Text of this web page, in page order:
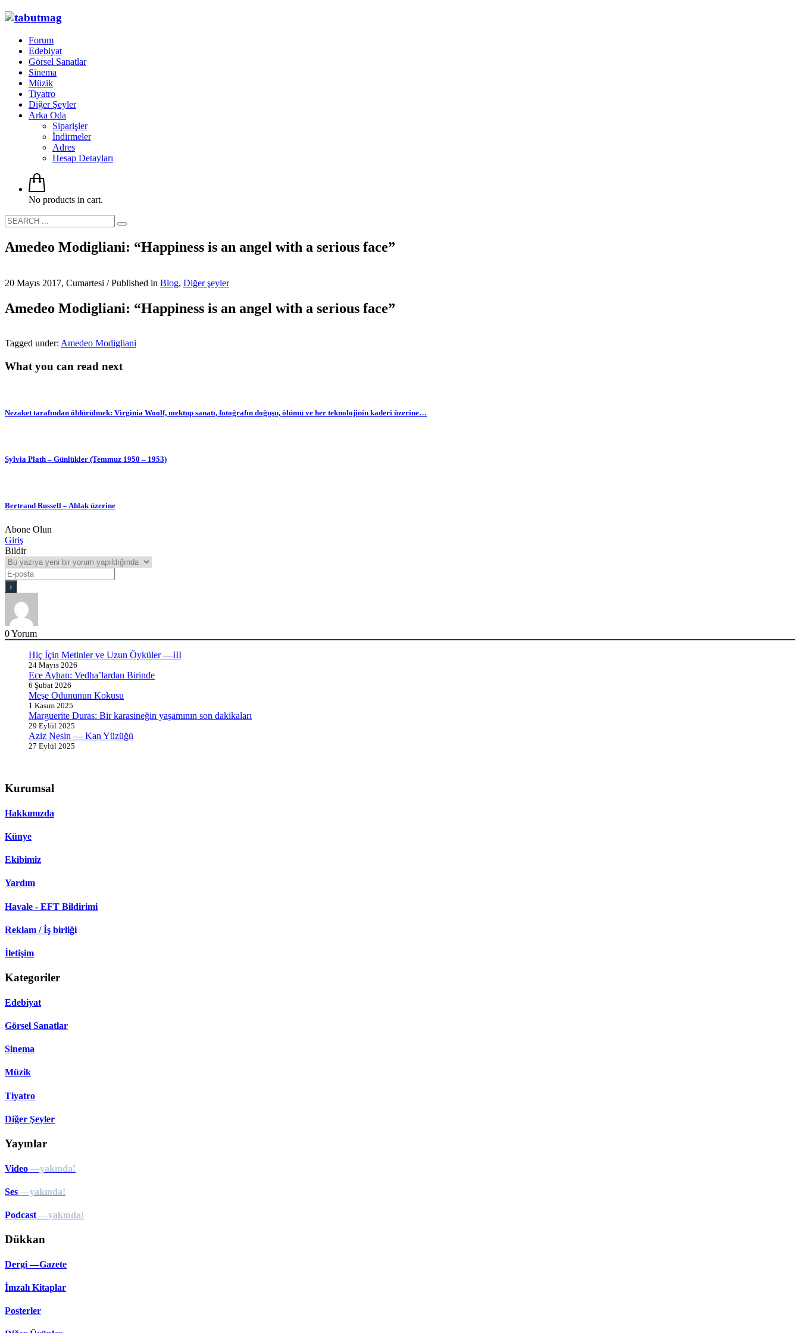
Forum
Edebiyat
Görsel Sanatlar
Sinema
Müzik
Tiyatro
Diğer Şeyler
Arka Oda
Siparişler
İndirmeler
Adres
Hesap Detayları
No products in cart.
Amedeo Modigliani: “Happiness is an angel with a serious face”
20 Mayıs 2017, Cumartesi /Published in Blog, Diğer şeyler
Amedeo Modigliani: “Happiness is an angel with a serious face”
Tagged under: Amedeo Modigliani
What you can read next
Nezaket tarafından öldürülmek: Virginia Woolf, mektup sanatı, fotoğrafın doğuşu, ölümü ve her teknolojinin kaderi üzerine…
Sylvia Plath – Günlükler (Temmuz 1950 – 1953)
Bertrand Russell – Ahlak üzerine
Abone Olun
Giriş
Bildir
0Yorum
Hiç İçin Metinler ve Uzun Öyküler —III
24 Mayıs 2026
Ece Ayhan: Vedha’lardan Birinde
6 Şubat 2026
Meşe Odununun Kokusu
1 Kasım 2025
Marguerite Duras: Bir karasineğin yaşamının son dakikaları
29 Eylül 2025
Aziz Nesin — Kan Yüzüğü
27 Eylül 2025
Kurumsal
Hakkımızda
Künye
Ekibimiz
Yardım
Havale - EFT Bildirimi
Reklam / İş birliği
İletişim
Kategoriler
Edebiyat
Görsel Sanatlar
Sinema
Müzik
Tiyatro
Diğer Şeyler
Yayınlar
Video —yakında!
Ses —yakında!
Podcast —yakında!
Dükkan
Dergi —Gazete
İmzalı Kitaplar
Posterler